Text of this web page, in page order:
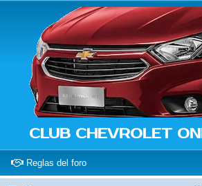
CLUB CHEVROLET
Reglas del foro(Opens a new tab)